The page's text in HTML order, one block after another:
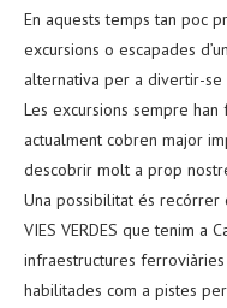
En aquests temps tan poc
excursions o escapades
alternativa per a divertir-se
Les excursions sempre
actualment cobren major
descobrir molt a prop
Una possibilitat és recórrer
VIES VERDES que tenim a
infraestructures
habilitades com a pistes per